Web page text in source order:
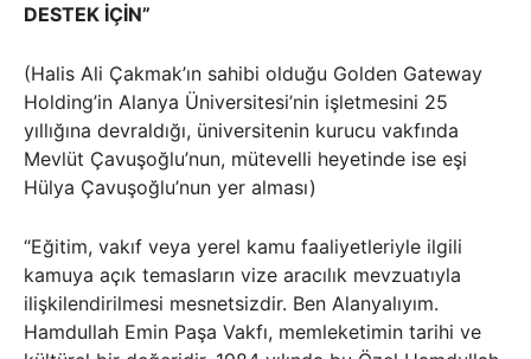
DESTEK İÇİN”
(Halis Ali Çakmak’ın sahibi olduğu Golden Gateway
Holding’in Alanya Üniversitesi’nin işletmesini 25
yıllığına devraldığı, üniversitenin kurucu vakfında
Mevlüt Çavuşoğlu’nun, mütevelli heyetinde ise eşi
Hülya Çavuşoğlu’nun yer alması)
“Eğitim, vakıf veya yerel kamu faaliyetleriyle ilgili
kamuya açık temasların vize aracılık mevzuatıyla
ilişkilendirilmesi mesnetsizdir. Ben Alanyalıyım.
Hamdullah Emin Paşa Vakfı, memleketimin tarihi ve